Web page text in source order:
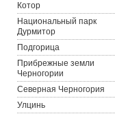
Котор
Национальный парк
Дурмитор
Подгорица
Прибрежные земли
Черногории
Северная Черногория
Улцинь